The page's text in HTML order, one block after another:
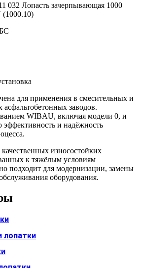
032 Лопасть зачерпывающая 1000
для применения в смесительных и
асфальтобетонных заводов.
WIBAU, включая модели 0, и
эффективность и надёжность
качественных износостойких
к тяжёлым условиям
подходит для модернизации, замены
оборудования.
лопатки